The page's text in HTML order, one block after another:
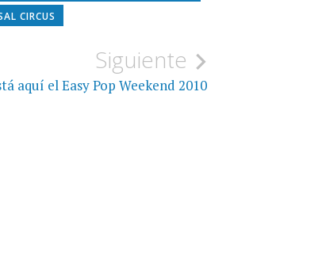
CIRCUS
Siguiente
aquí el Easy Pop Weekend 2010